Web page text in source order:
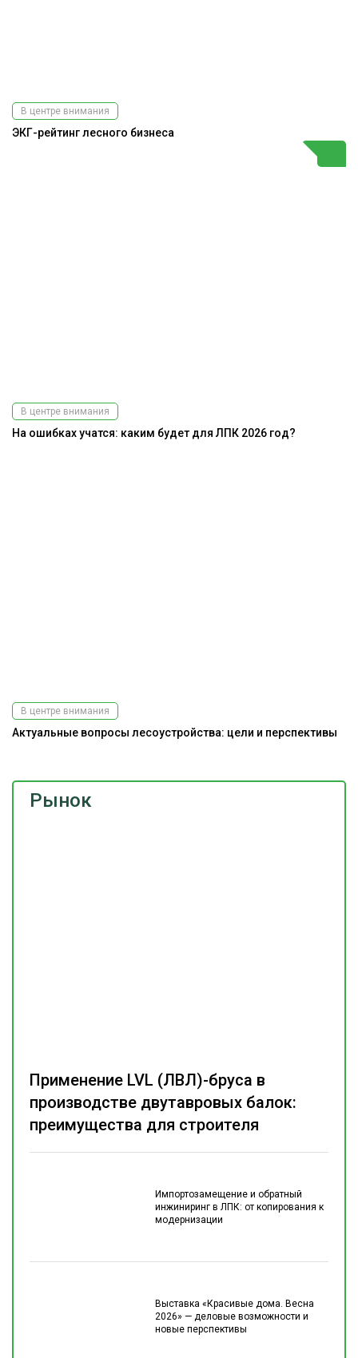
Рынок
Импортозамещение и обратный
инжиниринг в ЛПК: от копирования к
модернизации
Выставка «Красивые дома. Весна
2026» — деловые возможности и
новые перспективы
Применение LVL (ЛВЛ)-бруса в
производстве двутавровых балок:
преимущества для строителя
В центре внимания
ЭКГ-рейтинг лесного бизнеса
В центре внимания
На ошибках учатся: каким будет для ЛПК 2026 год?
В центре внимания
Актуальные вопросы лесоустройства: цели и перспективы